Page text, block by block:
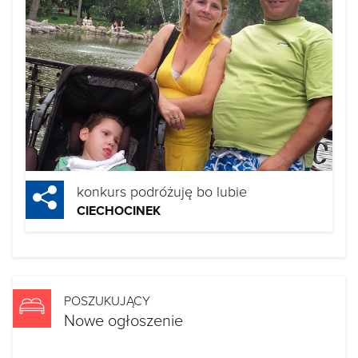
konkurs podróżuję bo lubie
CIECHOCINEK
POSZUKUJĄCY
Nowe ogłoszenie